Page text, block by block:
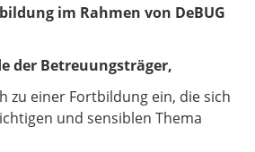
im Rahmen von DeBUG
der Betreuungsträger,
zu einer Fortbildung ein, die sich
und sensiblen Thema